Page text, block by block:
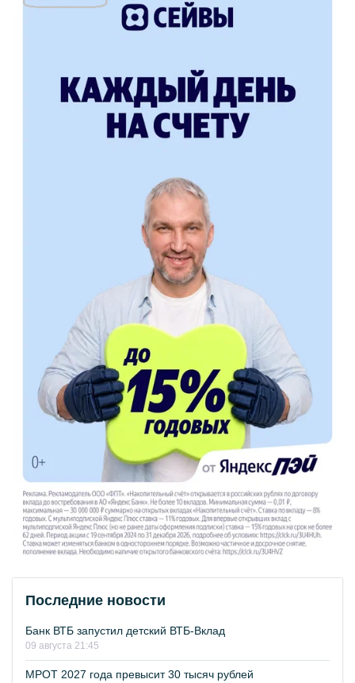
Последние новости
Банк ВТБ запустил детский ВТБ-Вклад
09 августа 21:45
МРОТ 2027 года превысит 30 тысяч рублей